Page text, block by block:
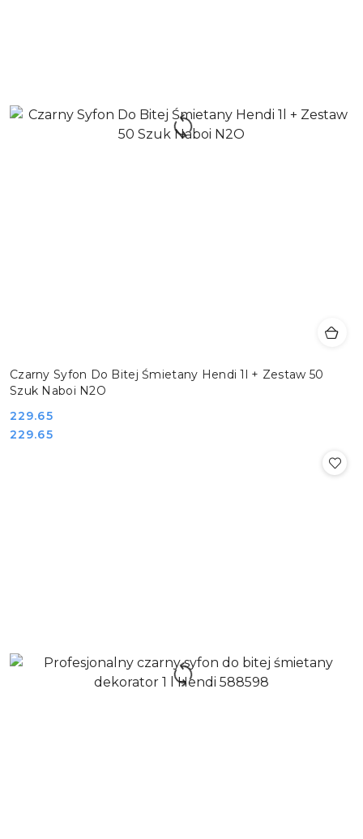
Czarny Syfon Do Bitej Śmietany Hendi 1l + Zestaw 50
Szuk Naboi N2O
Cena:
229.65
Cena:
229.65